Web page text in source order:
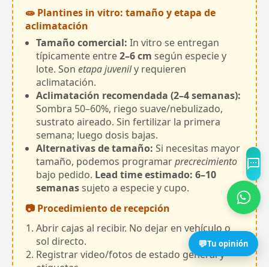
🧫 Plantines in vitro: tamaño y etapa de
aclimatación
Tamaño comercial: In vitro se entregan
típicamente entre2–6 cm según especie y
lote. Son etapa juvenily requieren
aclimatación.
Aclimatación recomendada (2–4 semanas):
Sombra 50–60%, riego suave/nebulizado,
sustrato aireado. Sin fertilizar la primera
semana; luego dosis bajas.
Alternativas de tamaño: Si necesitas mayor
tamaño, podemos programarprecrecimiento
bajo pedido. Lead time estimado: 6–10
semanassujeto a especie y cupo.
📷 Procedimiento de recepción
Abrir cajas al recibir. No dejar en vehículo o
sol directo.
Registrar video/fotos de estado general y
💬Tu opinión